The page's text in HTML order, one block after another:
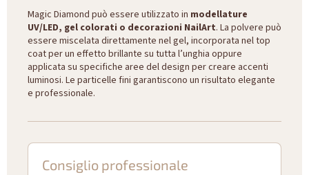
Magic Diamond può essere utilizzato in modellature
UV/LED, gel colorati o decorazioni NailArt. La polvere può
essere miscelata direttamente nel gel, incorporata nel top
coat per un effetto brillante su tutta l’unghia oppure
applicata su specifiche aree del design per creare accenti
luminosi. Le particelle fini garantiscono un risultato elegante
e professionale.
Consiglio professionale